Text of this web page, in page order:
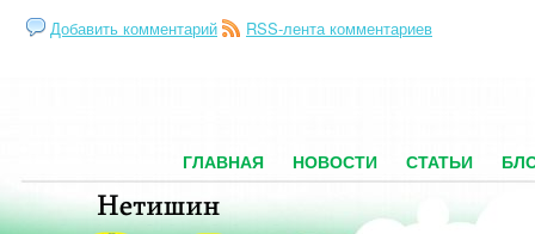
Добавить комментарий RSS-лента комментариев
ГЛАВНАЯ НОВОСТИ СТАТЬИ